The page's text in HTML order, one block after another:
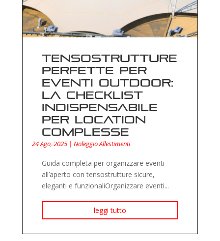
Tensostrutture
perfette per
eventi outdoor:
la checklist
indispensabile
per location
complesse
24 Ago, 2025| Noleggio Allestimenti
Guida completa per organizzare eventi
all’aperto con tensostrutture sicure,
eleganti e funzionaliOrganizzare eventi...
leggi tutto